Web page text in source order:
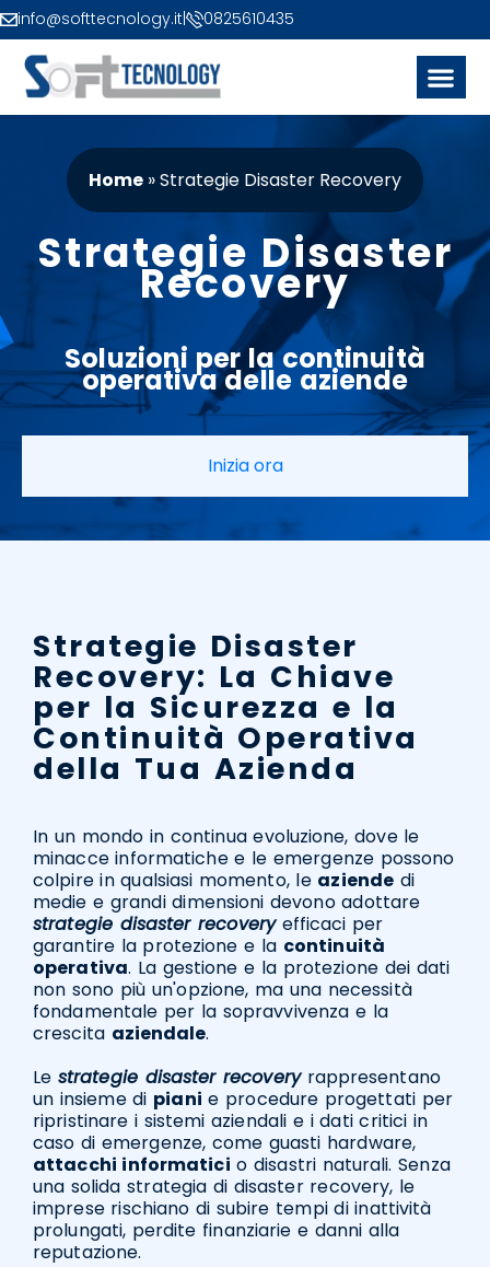
info@softtecnology.it 0825610435
Home »Strategie Disaster Recovery
Strategie Disaster
Recovery
Soluzioni per lacontinuità
operativadelle aziende
Inizia ora
Strategie Disaster
Recovery: La Chiave
per la Sicurezza e la
Continuità Operativa
della Tua Azienda
In un mondo in continua evoluzione, dove le
minacce informatiche e le emergenze possono
colpire in qualsiasi momento, le aziende di
medie e grandi dimensioni devono adottare
strategie disaster recoveryefficaci per
garantire la protezione e la continuità
operativa. La gestione e la protezione dei dati
non sono più un'opzione, ma una necessità
fondamentale per la sopravvivenza e la
crescita aziendale.
Le strategie disaster recoveryrappresentano
un insieme di piani e procedure progettati per
ripristinare i sistemi aziendali e i dati critici in
caso di emergenze, come guasti hardware,
attacchi informatici o disastri naturali. Senza
una solida strategia di disaster recovery, le
imprese rischiano di subire tempi di inattività
prolungati, perdite finanziarie e danni alla
reputazione.